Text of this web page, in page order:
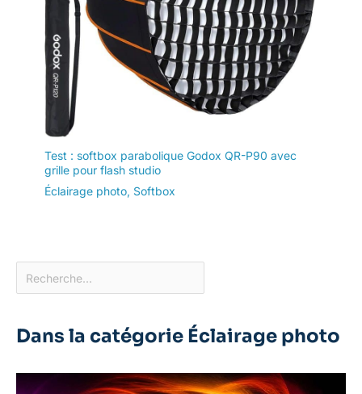
Test : softbox parabolique Godox QR-P90 avec
grille pour flash studio
Éclairage photo, Softbox
Dans la catégorie Éclairage photo